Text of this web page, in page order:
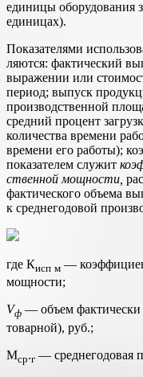
единицы оборудо­вания
единицах).
Показателями
ляются: фактический
выражении или
период; выпуск
производственной
средний процент
количества времени
времени его работы);
показателем служит
ственной мощности,
фактического объема
к среднегодовой
где Кисп м —
мощности;
Vф — объем
товар­ной), руб.;
Мср.г — среднегодовая